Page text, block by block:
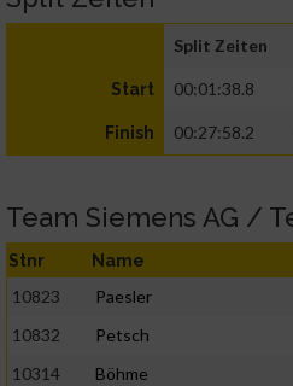
Split Zeiten
Start 00:01:38.8
Finish 00:27:58.2
Team Siemens AG /
Stnr Name
10823 Paesler
10832
Petsch
10314
Böhme